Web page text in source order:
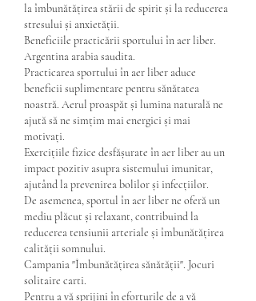
la îmbunătățirea stării de spirit și la reducerea
stresului și anxietății.
Beneficiile practicării sportului în aer liber.
Argentina arabia saudita.
Practicarea sportului în aer liber aduce
beneficii suplimentare pentru sănătatea
noastră. Aerul proaspăt și lumina naturală ne
ajută să ne simțim mai energici și mai
motivați.
Exercițiile fizice desfășurate în aer liber au un
impact pozitiv asupra sistemului imunitar,
ajutând la prevenirea bolilor și infecțiilor.
De asemenea, sportul în aer liber ne oferă un
mediu plăcut și relaxant, contribuind la
reducerea tensiunii arteriale și îmbunătățirea
calității somnului.
Campania "Îmbunătățirea sănătății". Jocuri
solitaire carti.
Pentru a vă sprijini în eforturile de a vă